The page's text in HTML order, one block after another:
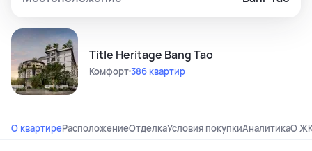
Title Heritage Bang Tao
Комфорт386 квартир
О квартиреРасположениеОтделкаУсловия покупкиАналитикаО